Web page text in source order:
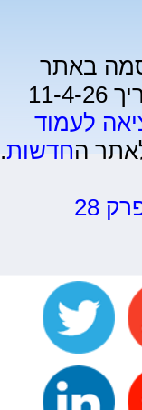
באתר
ynetsport בתאריך 11-4-26
לעמוד
החדשות.
28